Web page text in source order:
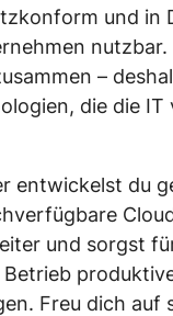
und in
nutzbar.
–
die die IT
entwickelst du
und sorgst
Freu dich auf